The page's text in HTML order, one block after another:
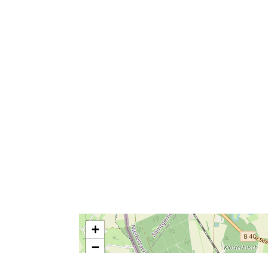
algemeen gratis wifi
katten toegestaan
boeken
+
−